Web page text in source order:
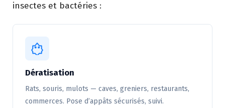
insectes et bactéries :
Dératisation
Rats, souris, mulots — caves, greniers, restaurants,
commerces. Pose d’appâts sécurisés, suivi.